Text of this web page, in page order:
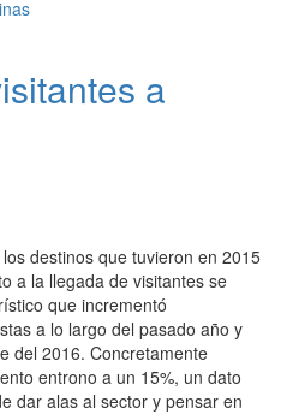
a
destinos que tuvieron en 2015
a la llegada de visitantes se
que incrementó
a lo largo del pasado año y
del 2016. Concretamente
entrono a un 15%, un dato
dar alas al sector y pensar en